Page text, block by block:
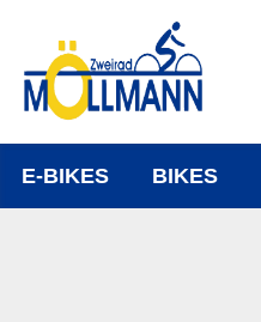
E-BIKES BIKES